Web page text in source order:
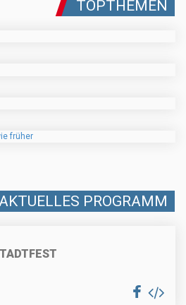
TOPTHEMEN
PROGRAMM